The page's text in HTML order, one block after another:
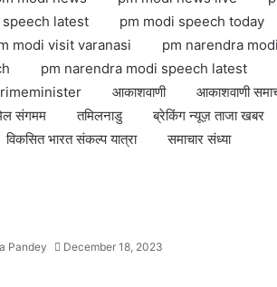
latest pm modi speech today
modi visit varanasi pm narendra modi
pm narendra modi speech latest
आकाशवाणी आकाशवाणी
संगमम तमिलनाडु ब्रेकिंग न्यूज़ ताजा खबर
विकसित भारत संकल्प यात्रा समाचार संध्या
Pandey December 18, 2023